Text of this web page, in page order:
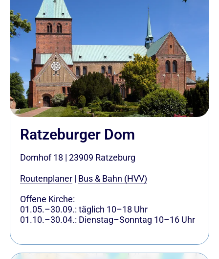
Ratzeburger Dom
Domhof 18 | 23909 Ratzeburg
Routenplaner | Bus & Bahn (HVV)
Offene Kirche:
01.05.–30.09.: täglich 10–18 Uhr
01.10.–30.04.: Dienstag–Sonntag 10–16 Uhr